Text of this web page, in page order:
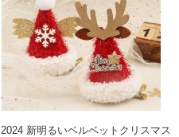
2024 新明るいベルベットクリスマス